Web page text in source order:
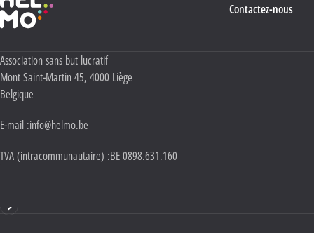
Contactez-nous
Adresse :
Association sans but lucratif
Mont Saint-Martin 45, 4000 Liège
Belgique
E-mail :info@helmo.be
TVA (intracommunautaire) :BE 0898.631.160